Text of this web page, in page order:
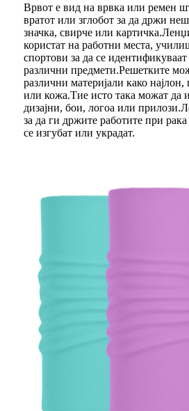
Врвот е вид на врвка или ремен
вратот или зглобот за да држи
значка, свирче или
користат на работни места,
спортови за да се
различни предмети.Решетките
различни материјали како
или кожа.Тие исто така можат да
дизајни, бои, логоа или
за да ги држите работите при
се изгубат или украдат.